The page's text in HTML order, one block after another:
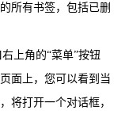
所有书签，包括已删
上角的“菜单”按钮
面上，您可以看到当
将打开一个对话框，